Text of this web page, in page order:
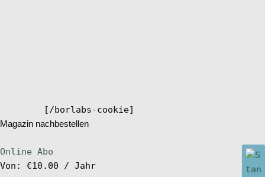
[/borlabs-cookie]
Magazin nachbestellen
Online Abo
Von: €10.00 / Jahr